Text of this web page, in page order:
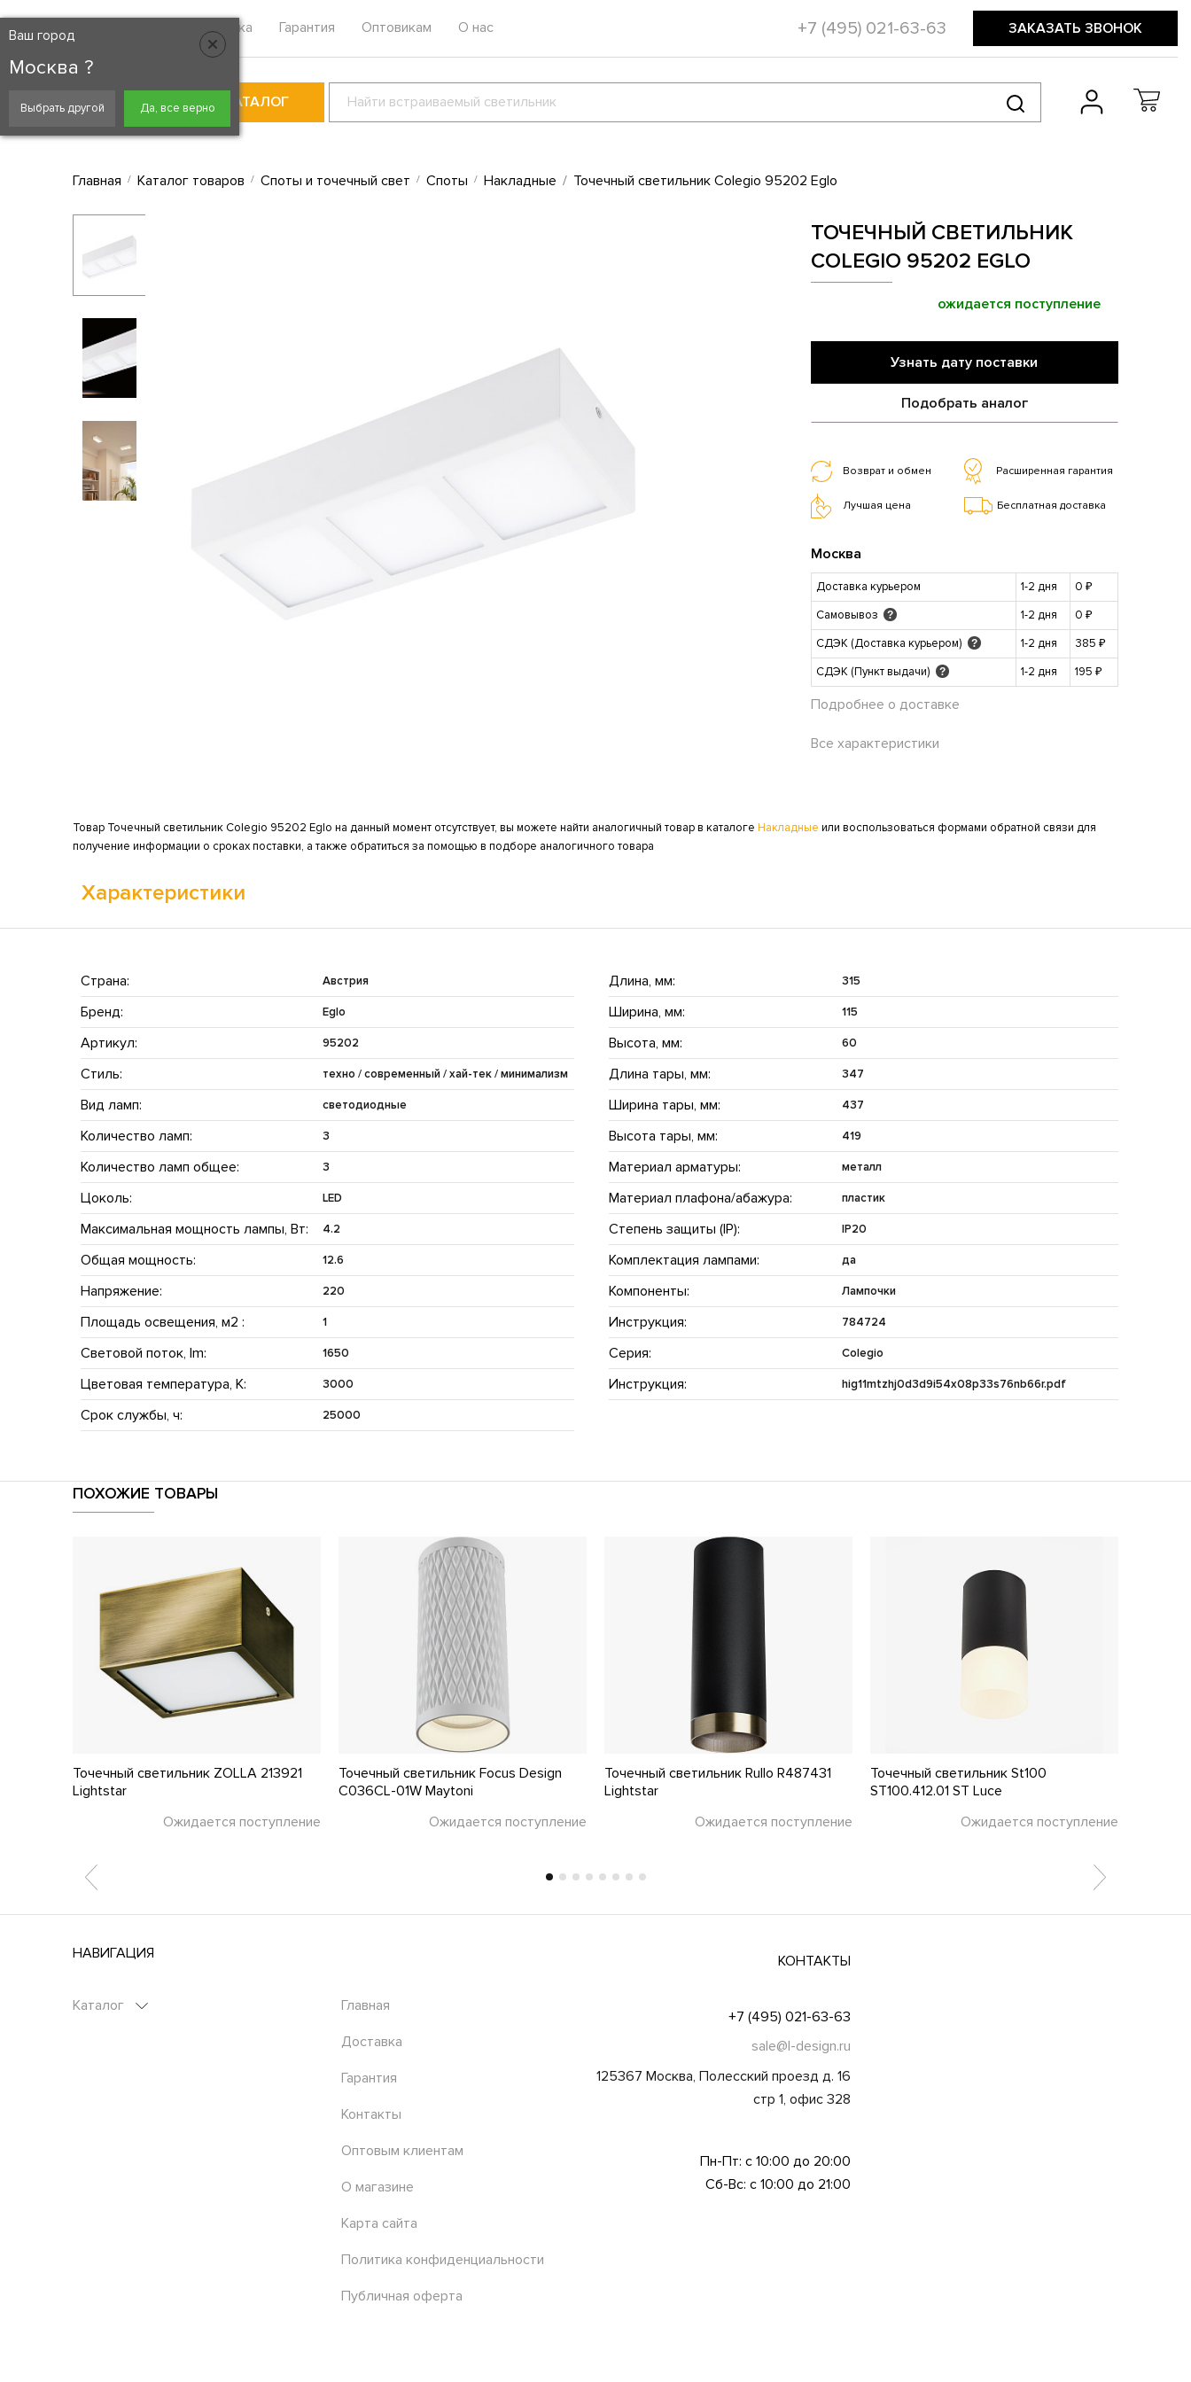
Москва
Ваш город
Москва ?
Выбрать другой Да, все верно
Доставка Гарантия Оптовикам О нас +7 (495) 021-63-63 ЗАКАЗАТЬ ЗВОНОК
КАТАЛОГ
Главная Каталог товаров Споты и точечный свет Споты Накладные Точечный светильник Colegio 95202 Eglo
ТОЧЕЧНЫЙ СВЕТИЛЬНИК
COLEGIO 95202 EGLO
ожидается поступление
Узнать дату поставки
Подобрать аналог
Возврат и обмен Расширенная гарантия
Лучшая цена Бесплатная доставка
Москва
Доставка курьером 1-2 дня
0 ₽
Самовывоз
? 1-2 дня
0 ₽
СДЭК (Доставка курьером)
? 1-2 дня
385 ₽
СДЭК (Пункт выдачи)
? 1-2 дня 195 ₽
Подробнее о доставке
Все характеристики
Товар Точечный светильник Colegio 95202 Eglo на данный момент отсутствует, вы можете найти аналогичный товар в каталоге Накладные или воспользоваться формами обратной связи для
получение информации о сроках поставки, а также обратиться за помощью в подборе аналогичного товара
Характеристики
Страна: Австрия
Бренд: Eglo
Артикул: 95202
Стиль: техно / современный / хай-тек / минимализм
Вид ламп: светодиодные
Количество ламп: 3
Количество ламп общее: 3
Цоколь: LED
Максимальная мощность лампы, Вт: 4.2
Общая мощность: 12.6
Напряжение: 220
Площадь освещения, м2 : 1
Световой поток, lm: 1650
Цветовая температура, K: 3000
Срок службы, ч: 25000
Длина, мм: 315
Ширина, мм: 115
Высота, мм: 60
Длина тары, мм: 347
Ширина тары, мм: 437
Высота тары, мм: 419
Материал арматуры: металл
Материал плафона/абажура: пластик
Степень защиты (IP): IP20
Комплектация лампами: да
Компоненты: Лампочки
Инструкция: 784724
Серия: Colegio
Инструкция: hig11mtzhj0d3d9i54x08p33s76nb66r.pdf
ПОХОЖИЕ ТОВАРЫ
Точечный светильник ZOLLA 213921
Lightstar
Ожидается поступление
Точечный светильник Focus Design
C036CL-01W Maytoni
Ожидается поступление
Точечный светильник Rullo R487431
Lightstar
Ожидается поступление
Точечный светильник St100
ST100.412.01 ST Luce
Ожидается поступление
НАВИГАЦИЯ
Каталог Главная
Доставка
Гарантия
Контакты
Оптовым клиентам
О магазине
Карта сайта
Политика конфиденциальности
Публичная оферта
КОНТАКТЫ
+7 (495) 021-63-63
sale@l-design.ru
125367 Москва, Полесский проезд д. 16
стр 1, офис 328
Пн-Пт: с 10:00 до 20:00
Сб-Вс: с 10:00 до 21:00